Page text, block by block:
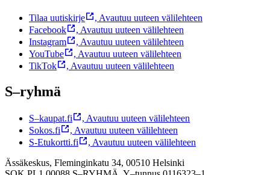
Tilaa uutiskirje , Avautuu uuteen välilehteen
Facebook
, Avautuu uuteen välilehteen
Instagram
, Avautuu uuteen välilehteen
YouTube
, Avautuu uuteen välilehteen
TikTok
, Avautuu uuteen välilehteen
S–ryhmä
S–kaupat.fi , Avautuu uuteen välilehteen
Sokos.fi
, Avautuu uuteen välilehteen
S-Etukortti.fi
, Avautuu uuteen välilehteen
Ässäkeskus, Fleminginkatu 34, 00510 Helsinki